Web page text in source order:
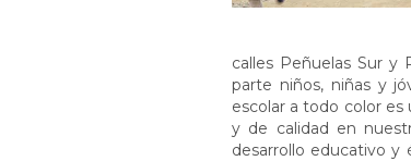
calles Peñuelas Sur y
parte niños, niñas y
escolar a todo color
y de calidad en
desarrollo educativo y